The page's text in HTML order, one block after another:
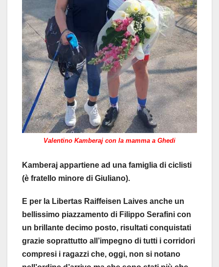
Valentino Kamberaj con la mamma a Ghedi
Kamberaj appartiene ad una famiglia di ciclisti
(è fratello minore di Giuliano).
E per la Libertas Raiffeisen Laives anche un
bellissimo piazzamento di Filippo Serafini con
un brillante decimo posto, risultati conquistati
grazie soprattutto all’impegno di tutti i corridori
compresi i ragazzi che, oggi, non si notano